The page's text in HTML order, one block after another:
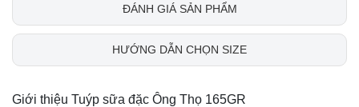
ĐÁNH GIÁ SẢN PHẨM
HƯỚNG DẪN CHỌN SIZE
Giới thiệu Tuýp sữa đặc Ông Thọ 165GR